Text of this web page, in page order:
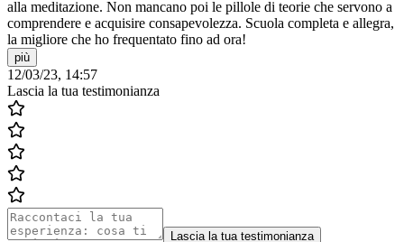
alla meditazione. Non mancano poi le pillole di teorie che servono a
comprendere e acquisire consapevolezza. Scuola completa e allegra,
la migliore che ho frequentato fino ad ora!
più
12/03/23, 14:57
Lascia la tua testimonianza
Lascia la tua testimonianza